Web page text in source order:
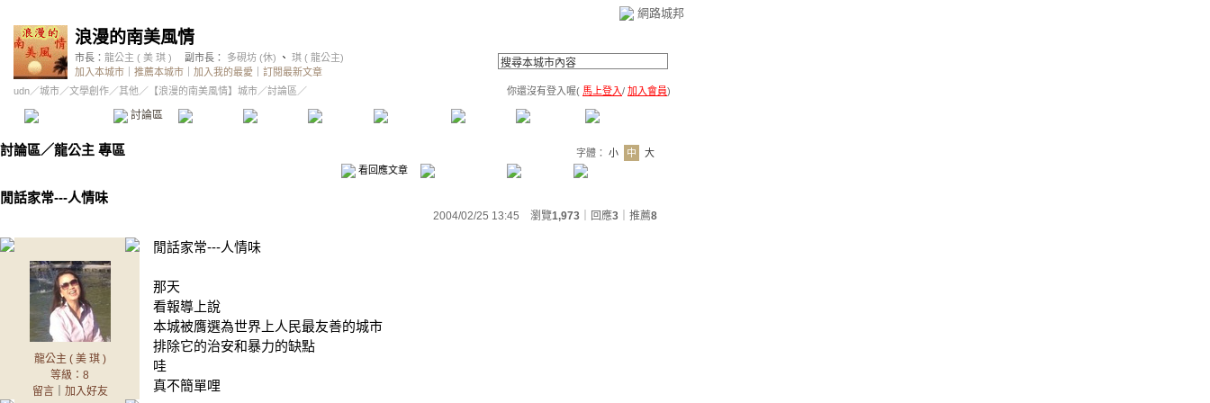
網路城邦
浪漫的南美風情
市長： 龍公主 ( 美 琪 ) 副市長： 多硯坊 (休) 、 琪 ( 龍公主)
加入本城市
推薦本城市 加入我的最愛
訂閱最新文章
udn／城市／文學創作／其他 ／ 【浪漫的南美風情】城市／討論區／ 你還沒有登入喔( 馬上登入/ 加入會員)
討論區 精華區 投票區 影像館 公告區 訪客簿 市政中心
討論區／龍公主 專區 字體： 小 中
大
看回應文章
閒話家常---人情味
2004/02/25 13:45 瀏覽1,973 ｜回應3 推薦8
龍公主 ( 美 琪 )
等級：8
留言｜ 加入好友
閒話家常---人情味
那天
看報導上說
本城被膺選為世界上人民最友善的城市
排除它的治安和暴力的缺點
哇
真不簡單哩